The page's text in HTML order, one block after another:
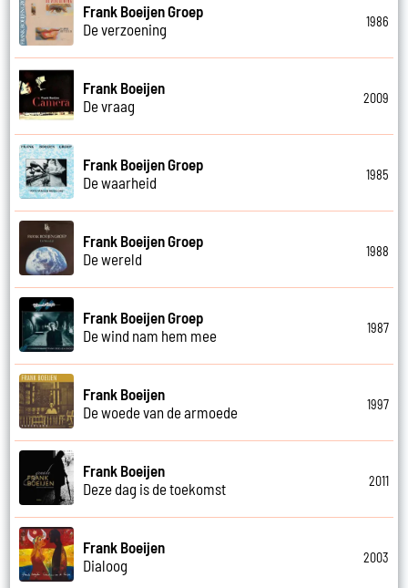
Frank Boeijen Groep
De verzoening
1986
Frank Boeijen
De vraag
2009
Frank Boeijen Groep
De waarheid
1985
Frank Boeijen Groep
De wereld
1988
Frank Boeijen Groep
De wind nam hem mee
1987
Frank Boeijen
De woede van de armoede
1997
Frank Boeijen
Deze dag is de toekomst
2011
Frank Boeijen
Dialoog
2003